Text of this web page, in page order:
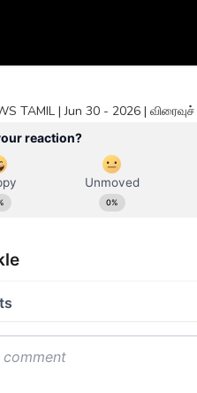
TAMIL | Jun 30 - 2026 |